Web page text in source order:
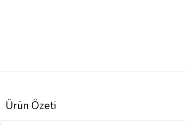
Ürün Özeti